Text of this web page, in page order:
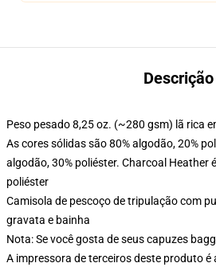
Descrição
Peso pesado 8,25 oz. (~280 gsm) lã rica
As cores sólidas são 80% algodão, 20%
algodão, 30% poliéster. Charcoal Heather
poliéster
Camisola de pescoço de tripulação com
gravata e bainha
Nota: Se você gosta de seus capuzes
A impressora de terceiros deste produto